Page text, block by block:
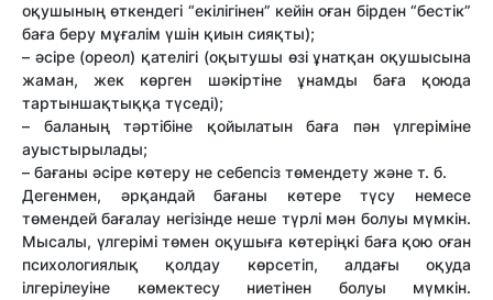
оқушының өткендегі “екілігінен” кейін оған бірден “бестік”
баға беру мұғалім үшін қиын сияқты);
– əсіре (ореол) қателігі (оқытушы өзі ұнатқан оқушысына
жаман, жек көрген шəкіртіне ұнамды баға қоюда
тартыншақтыққа түседі);
– баланың тəртібіне қойылатын баға пəн үлгеріміне
ауыстырылады;
– бағаны əсіре көтеру не себепсіз төмендету жəне т. б.
Дегенмен, əрқандай бағаны көтере түсу немесе
төмендей бағалау негізінде неше түрлі мəн болуы мүмкін.
Мысалы, үлгерімі төмен оқушыға көтеріңкі баға қою оған
психологиялық қолдау көрсетіп, алдағы оқуда
ілгерілеуіне көмектесу ниетінен болуы мүмкін.